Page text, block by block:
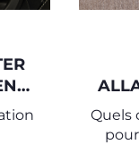
Quels